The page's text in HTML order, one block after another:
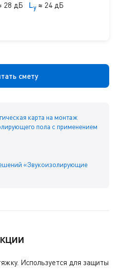
28 дБ Ly ≈ 24 дБ
смету
карта на монтаж
пола с применением
«Звукоизолирующие
Используется для защиты